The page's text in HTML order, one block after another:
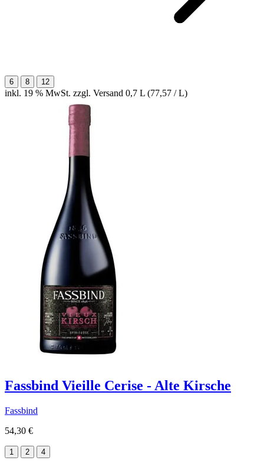
6 8 12
inkl. 19 % MwSt. zzgl. Versand 0,7 L (77,57 / L)
Fassbind Vieille Cerise - Alte Kirsche
Fassbind
54,30 €
1 2 4